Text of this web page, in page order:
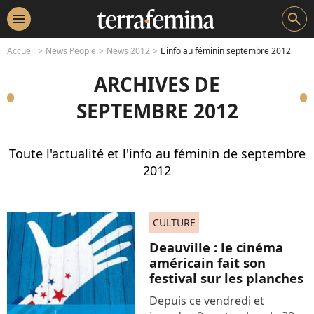
menu search
Accueil News People News 2012 L'info au féminin septembre 2012
ARCHIVES DE
SEPTEMBRE 2012
Toute l'actualité et l'info au féminin de septembre
2012
CULTURE
Deauville : le cinéma
américain fait son
festival sur les planches
Depuis ce vendredi et